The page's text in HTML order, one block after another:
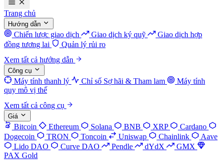
Trang chủ
Hướng dẫn
Chiến lược giao dịch Giao dịch ký quỹ
Giao dịch hợp
đồng tương lai
Quản lý rủi ro
Xem tất cả hướng dẫn
Công cụ
Máy tính thanh lý Chỉ số Sợ hãi & Tham lam
Máy tính
quy mô vị thế
Xem tất cả công cụ
Giá
Bitcoin Ethereum Solana BNB XRP
Cardano
Dogecoin
TRON Toncoin Uniswap Chainlink
Aave
Lido DAO
Curve DAO Pendle dYdX
GMX
PAX Gold